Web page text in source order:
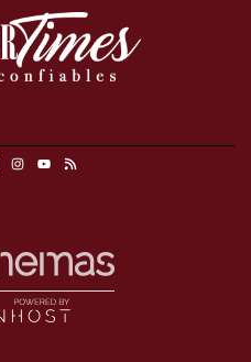
Instagram